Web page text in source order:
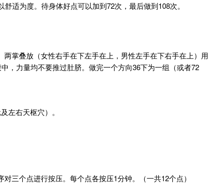
适为度。待身体好点可以加到72次，最后做到108次。
掌叠放（女性右手在下左手在上，男性左手在下右手在上）用
，力量均不要推过肚脐。做完一个方向36下为一组（或者72
左右天枢穴）。
三个点进行按压。每个点各按压1分钟。（一共12个点）